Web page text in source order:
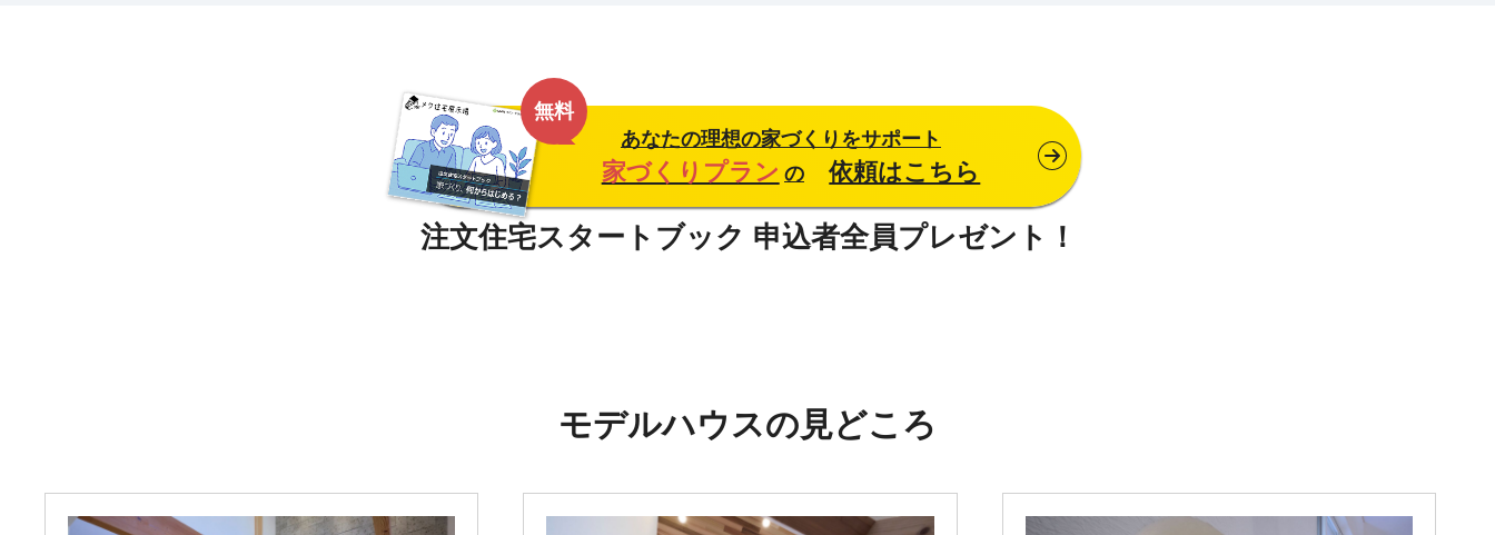
無料
あなたの理想の家づくりをサポート
家づくりプラン の 依頼はこちら
モデルハウスの見どころ